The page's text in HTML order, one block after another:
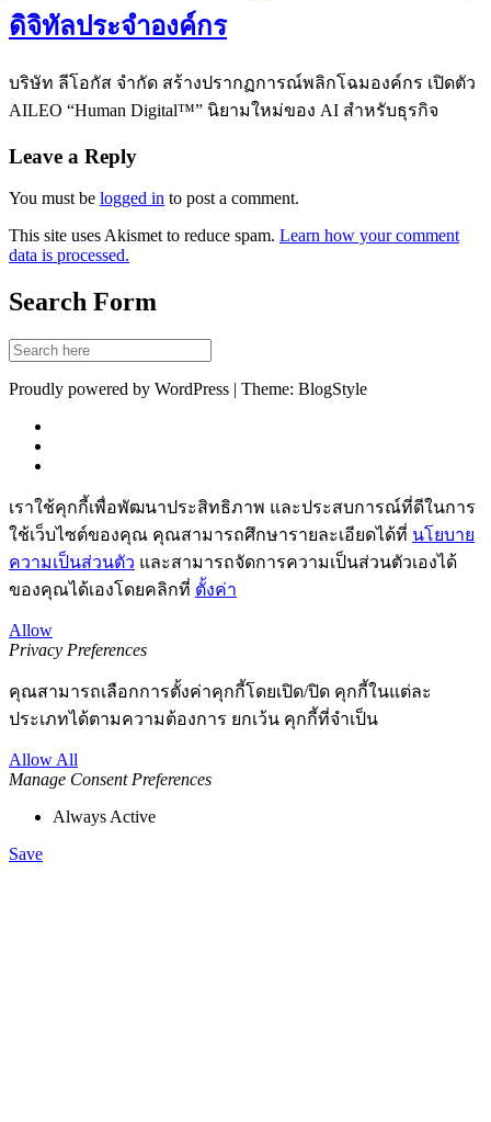
ดิจิทัลประจำองค์กร
บริษัท ลีโอกัส จำกัด สร้างปรากฏการณ์พลิกโฉมองค์กร เปิดตัว
AILEO “Human Digital™” นิยามใหม่ของ AI สำหรับธุรกิจ
Leave a Reply
You must be logged in to post a comment.
This site uses Akismet to reduce spam. Learn how your comment
data is processed.
Search Form
Proudly powered by WordPress | Theme: BlogStyle
เราใช้คุกกี้เพื่อพัฒนาประสิทธิภาพ และประสบการณ์ที่ดีในการ
ใช้เว็บไซต์ของคุณ คุณสามารถศึกษารายละเอียดได้ที่ นโยบาย
ความเป็นส่วนตัว และสามารถจัดการความเป็นส่วนตัวเองได้
ของคุณได้เองโดยคลิกที่ ตั้งค่า
Allow
Privacy Preferences
คุณสามารถเลือกการตั้งค่าคุกกี้โดยเปิด/ปิด คุกกี้ในแต่ละ
ประเภทได้ตามความต้องการ ยกเว้น คุกกี้ที่จำเป็น
Allow All
Manage Consent Preferences
Always Active
Save